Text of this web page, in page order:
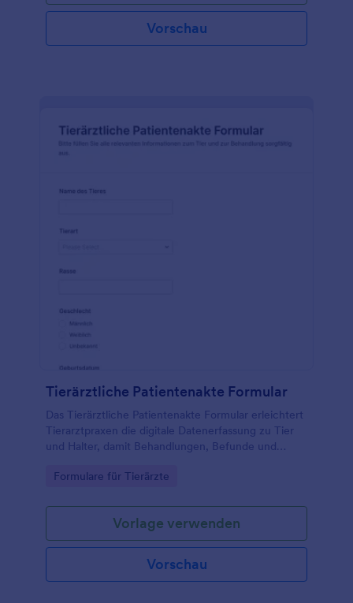
Vorschau
Tierärztliche Patientenakte Formular
Das Tierärztliche Patientenakte Formular erleichtert
Tierarztpraxen die digitale Datenerfassung zu Tier
und Halter, damit Behandlungen, Befunde und
Formularantwort verwaltet werden können.
Go to Category:
Formulare für Tierärzte
Vorlage verwenden
Vorschau